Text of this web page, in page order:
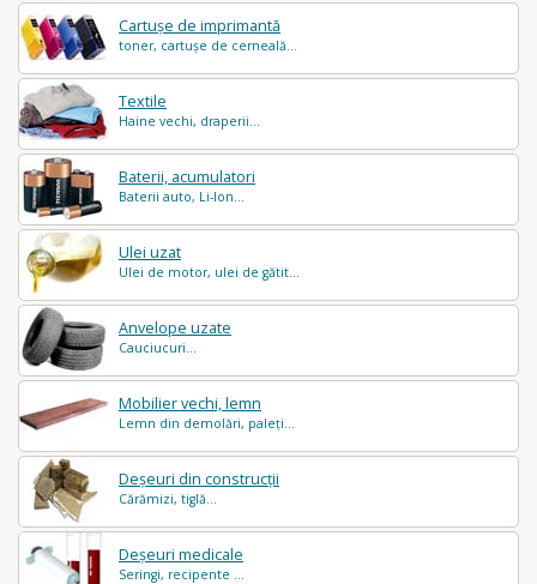
Cartușe de imprimantă
toner, cartușe de cerneală...
Textile
Haine vechi, draperii...
Baterii, acumulatori
Baterii auto, Li-Ion...
Ulei uzat
Ulei de motor, ulei de gătit...
Anvelope uzate
Cauciucuri...
Mobilier vechi, lemn
Lemn din demolări, paleți...
Deșeuri din construcții
Cărămizi, tiglă...
Deșeuri medicale
Seringi, recipente ...